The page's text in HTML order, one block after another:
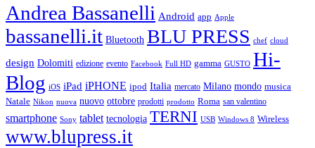
Andrea Bassanelli Android app Apple
bassanelli.it Bluetooth BLU PRESS chef cloud
design Dolomiti edizione evento Facebook Full HD gamma GUSTO Hi-
Blog iOS iPad iPHONE ipod Italia mercato Milano mondo musica
Natale Nikon nuova nuovo ottobre prodotti prodotto Roma san valentino
smartphone Sony tablet tecnologia TERNI USB Windows 8 Wireless
www.blupress.it